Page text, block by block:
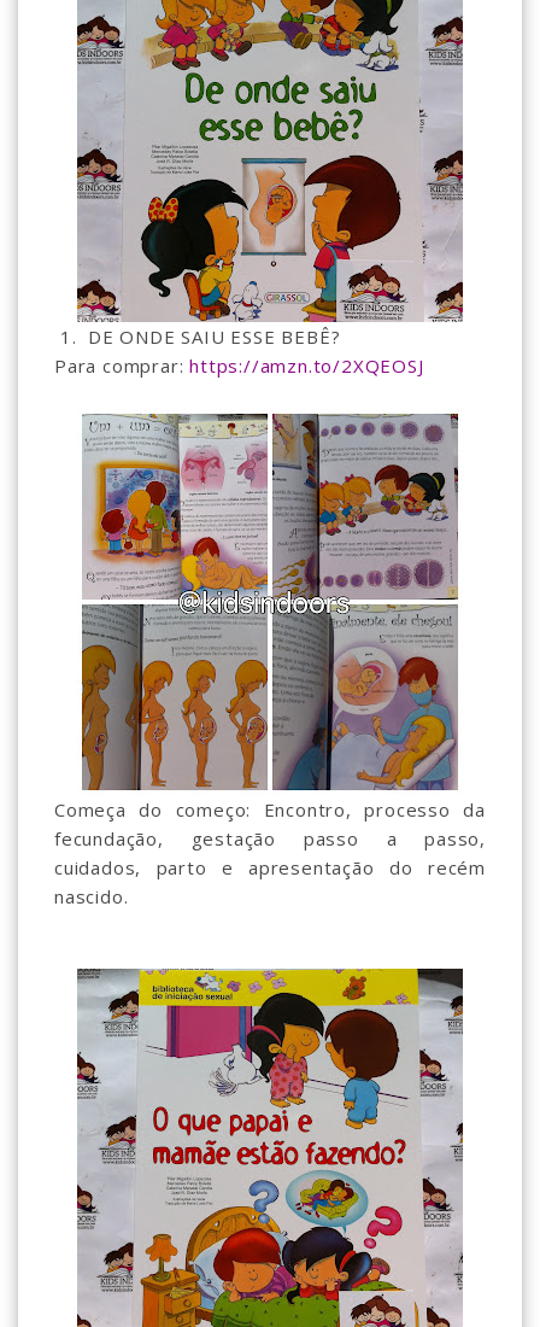
1. DE ONDE SAIU ESSE BEBÊ?
Para comprar:https://amzn.to/2XQEOSJ
Começa do começo: Encontro, processo da
fecundação, gestação passo a passo,
cuidados, parto e apresentação do recém
nascido.